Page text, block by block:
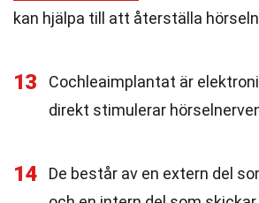
kan hjälpa till att återställa
13
Cochleaimplantat är
direkt stimulerar
14
De består av en extern del